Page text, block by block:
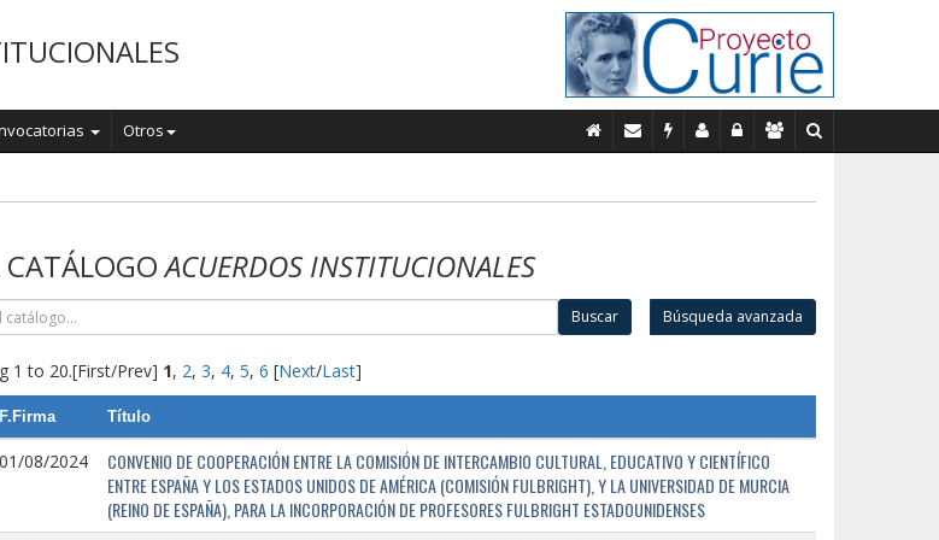
Otros
CATÁLOGOACUERDOS INSTITUCIONALES
Buscar Búsqueda avanzada
1 to 20.[First/Prev] 1, 2, 3, 4, 5, 6 [Next/Last]
F.Firma Título
01/08/2024
CONVENIO DE COOPERACIÓN ENTRE LA COMISIÓN DE INTERCAMBIO CULTURAL, EDUCATIVO Y CIENTÍFICO
ENTRE ESPAÑA Y LOS ESTADOS UNIDOS DE AMÉRICA (COMISIÓN FULBRIGHT), Y LA UNIVERSIDAD DE MURCIA
(REINO DE ESPAÑA), PARA LA INCORPORACIÓN DE PROFESORES FULBRIGHT ESTADOUNIDENSES